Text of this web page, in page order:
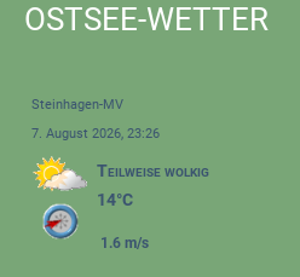
OSTSEE-WETTER
Steinhagen-MV
7. August 2026, 23:26
Teilweise wolkig
14°C
1.6 m/s